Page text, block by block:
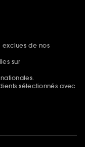
exclues de nos
sur
sélectionnés avec